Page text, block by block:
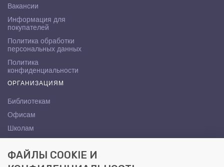
Вакансии
Информация для
покупателей
Политика обработки
персональных данных
Политика
конфиденциальности
ОРГАНИЗАЦИЯМ
Библиотекам
Офисам
Школам
КОНТАКТЫ
ФАЙЛЫ COOKIE И